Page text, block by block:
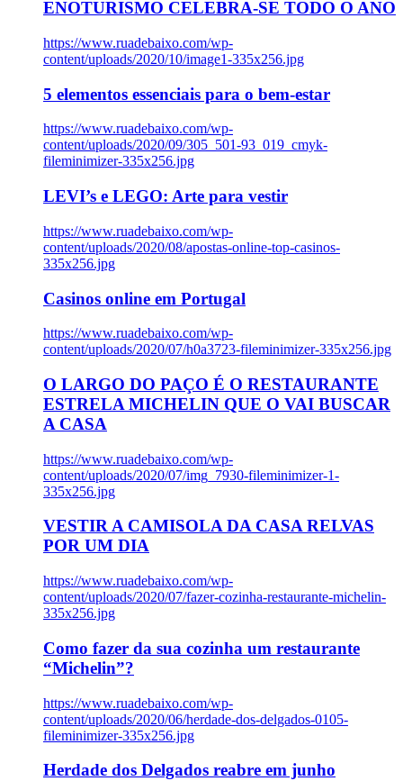
ENOTURISMO CELEBRA-SE TODO O ANO
https://www.ruadebaixo.com/wp-
content/uploads/2020/10/image1-335x256.jpg
5 elementos essenciais para o bem-estar
https://www.ruadebaixo.com/wp-
content/uploads/2020/09/305_501-93_019_cmyk-
fileminimizer-335x256.jpg
LEVI’s e LEGO: Arte para vestir
https://www.ruadebaixo.com/wp-
content/uploads/2020/08/apostas-online-top-casinos-
335x256.jpg
Casinos online em Portugal
https://www.ruadebaixo.com/wp-
content/uploads/2020/07/h0a3723-fileminimizer-335x256.jpg
O LARGO DO PAÇO É O RESTAURANTE
ESTRELA MICHELIN QUE O VAI BUSCAR
A CASA
https://www.ruadebaixo.com/wp-
content/uploads/2020/07/img_7930-fileminimizer-1-
335x256.jpg
VESTIR A CAMISOLA DA CASA RELVAS
POR UM DIA
https://www.ruadebaixo.com/wp-
content/uploads/2020/07/fazer-cozinha-restaurante-michelin-
335x256.jpg
Como fazer da sua cozinha um restaurante
“Michelin”?
https://www.ruadebaixo.com/wp-
content/uploads/2020/06/herdade-dos-delgados-0105-
fileminimizer-335x256.jpg
Herdade dos Delgados reabre em junho